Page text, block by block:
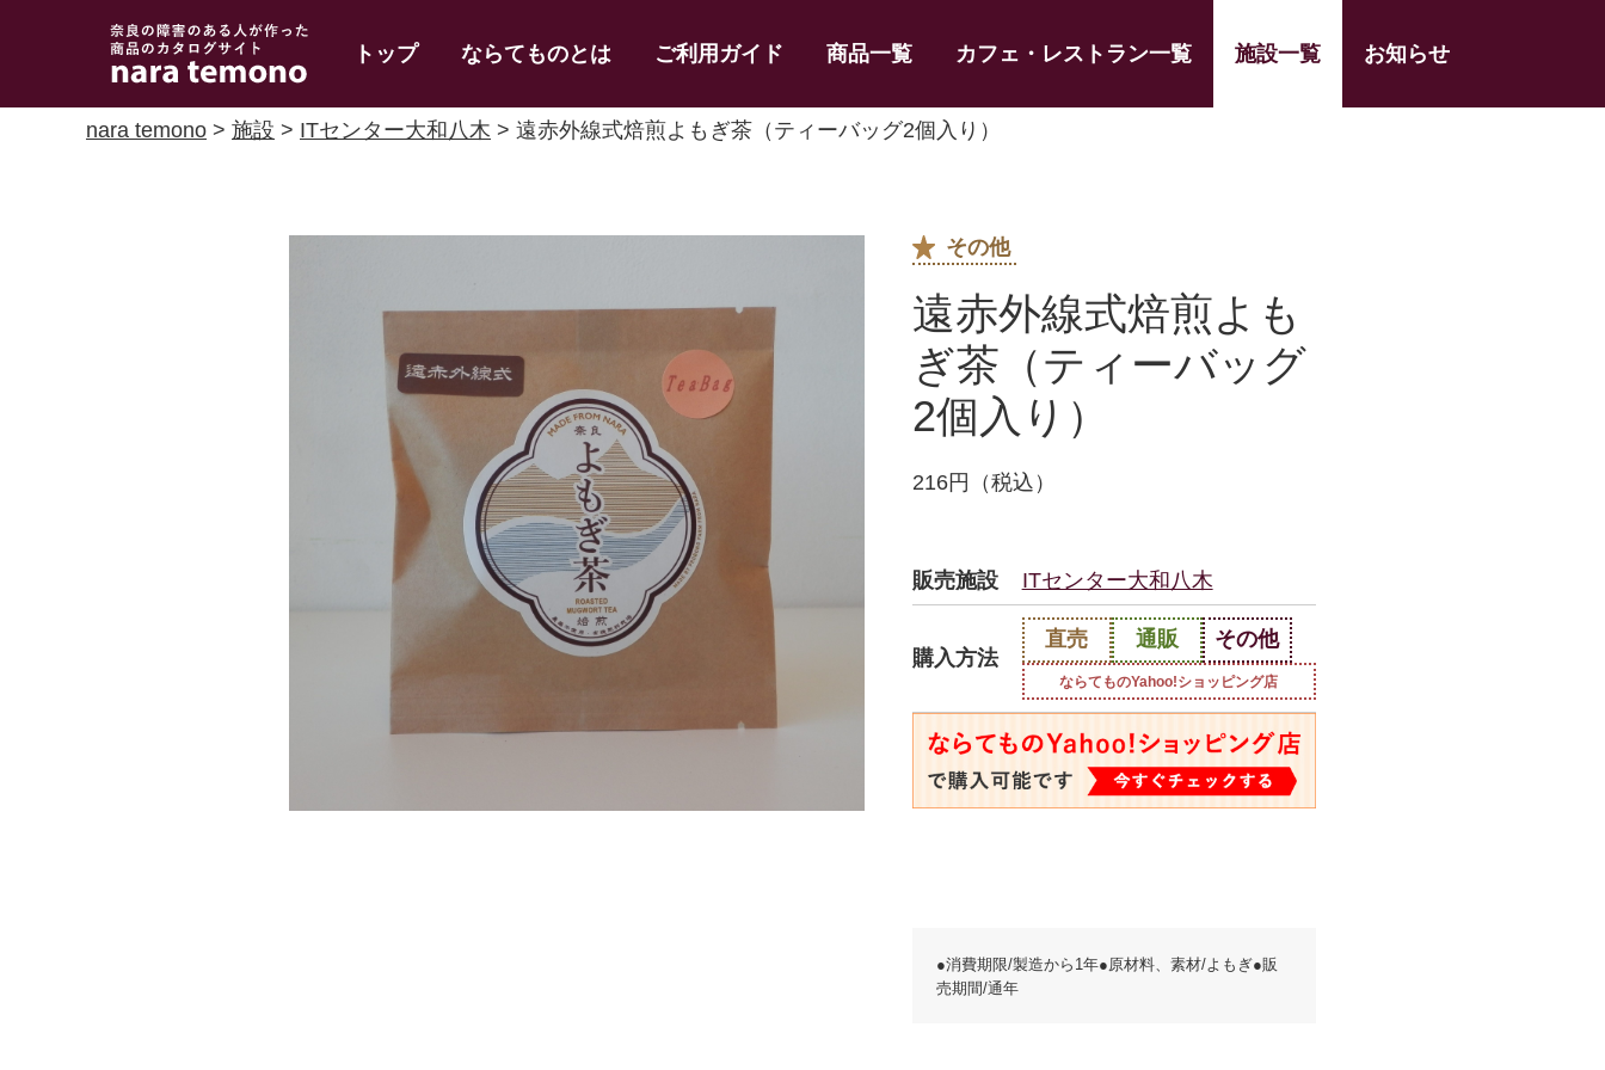
奈良で障害のある人
の手作り商品 nara
temono
トップ ならてものとは ご利用ガイド 商品一覧 カフェ・レストラン一覧 施設一覧 お知らせ
nara temono > 施設 > ITセンター大和八木 > 遠赤外線式焙煎よもぎ茶（ティーバッグ2個入り）
その他
遠赤外線式焙煎よも
ぎ茶（ティーバッグ
2個入り）
216円（税込）
販売施設 ITセンター大和八木
購入方法
直売 通販 その他
ならてものYahoo!ショッピング店
●消費期限/製造から1年●原材料、素材/よもぎ●販
売期間/通年